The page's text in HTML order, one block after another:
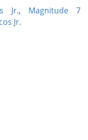
Jr., Magnitude 7
Jr.